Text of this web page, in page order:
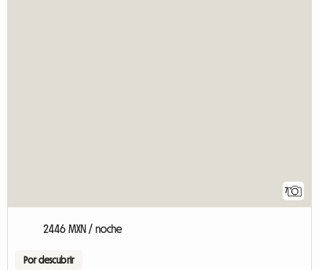
7
2446 MXN / noche
Por descubrir